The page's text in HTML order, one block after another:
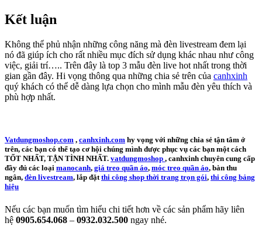
Kết luận
Không thể phủ nhận những công năng mà đèn livestream đem lại
nó đã giúp ích cho rất nhiều mục đích sử dụng khác nhau như công
việc, giải trí….. Trên đây là top 3 mẫu đèn live hot nhất trong thời
gian gần đây. Hi vọng thông qua những chia sẻ trên của canhxinh
quý khách có thể dễ dàng lựa chọn cho mình mẫu đèn yêu thích và
phù hợp nhất.
Vatdungmoshop.com , canhxinh.com hy vọng với những chia sẻ tận tâm ở
trên, các bạn có thể tạo cơ hội chúng mình được phục vụ các bạn một cách
TỐT NHẤT, TẬN TÌNH NHẤT. vatdungmoshop , canhxinh chuyên cung cấp
đầy đủ các loại manocanh, giá treo quần áo, móc treo quần áo, bàn thu
ngân, đèn livestream, lắp đặt thi công shop thời trang trọn gói, thi công bảng
hiệu
Nếu các bạn muốn tìm hiểu chi tiết hơn về các sản phẩm hãy liên
hệ 0905.654.068 – 0932.032.500 ngay nhé.